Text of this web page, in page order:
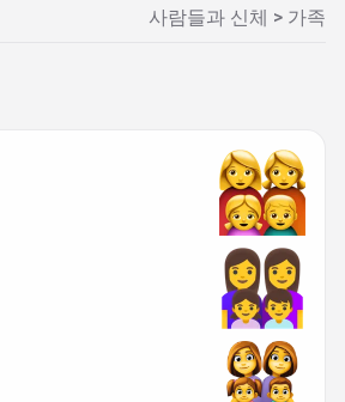
사람들과 신체 > 가족